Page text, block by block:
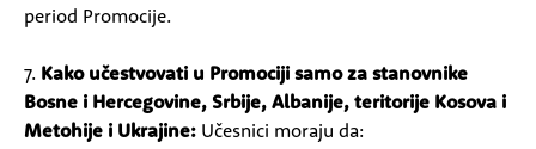
period Promocije.
7. Kako učestvovati u Promociji samo za stanovnike
Bosne i Hercegovine, Srbije, Albanije, teritorije Kosova i
Metohije i Ukrajine: Učesnici moraju da: